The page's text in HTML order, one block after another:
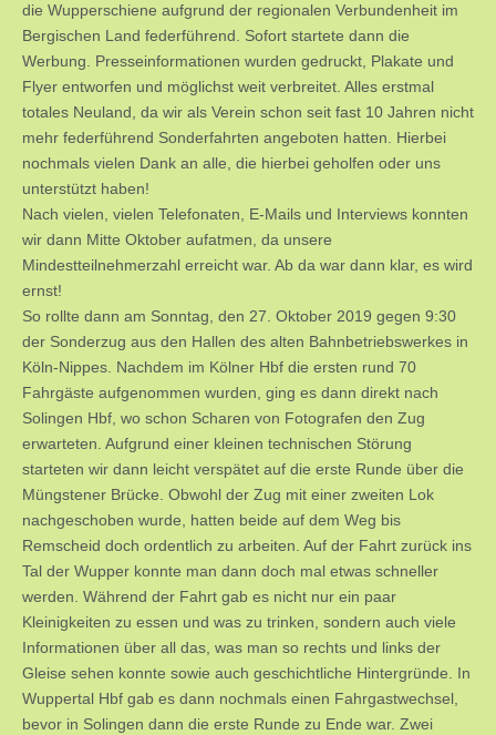
die Wupperschiene aufgrund der regionalen Verbundenheit im
Bergischen Land federführend. Sofort startete dann die
Werbung. Presseinformationen wurden gedruckt, Plakate und
Flyer entworfen und möglichst weit verbreitet. Alles erstmal
totales Neuland, da wir als Verein schon seit fast 10 Jahren nicht
mehr federführend Sonderfahrten angeboten hatten. Hierbei
nochmals vielen Dank an alle, die hierbei geholfen oder uns
unterstützt haben!
Nach vielen, vielen Telefonaten, E-Mails und Interviews konnten
wir dann Mitte Oktober aufatmen, da unsere
Mindestteilnehmerzahl erreicht war. Ab da war dann klar, es wird
ernst!
So rollte dann am Sonntag, den 27. Oktober 2019 gegen 9:30
der Sonderzug aus den Hallen des alten Bahnbetriebswerkes in
Köln-Nippes. Nachdem im Kölner Hbf die ersten rund 70
Fahrgäste aufgenommen wurden, ging es dann direkt nach
Solingen Hbf, wo schon Scharen von Fotografen den Zug
erwarteten. Aufgrund einer kleinen technischen Störung
starteten wir dann leicht verspätet auf die erste Runde über die
Müngstener Brücke. Obwohl der Zug mit einer zweiten Lok
nachgeschoben wurde, hatten beide auf dem Weg bis
Remscheid doch ordentlich zu arbeiten. Auf der Fahrt zurück ins
Tal der Wupper konnte man dann doch mal etwas schneller
werden. Während der Fahrt gab es nicht nur ein paar
Kleinigkeiten zu essen und was zu trinken, sondern auch viele
Informationen über all das, was man so rechts und links der
Gleise sehen konnte sowie auch geschichtliche Hintergründe. In
Wuppertal Hbf gab es dann nochmals einen Fahrgastwechsel,
bevor in Solingen dann die erste Runde zu Ende war. Zwei